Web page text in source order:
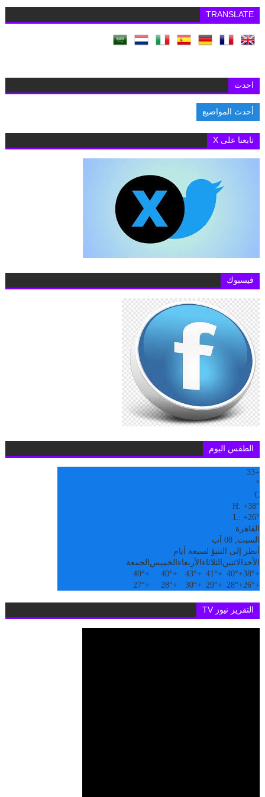
TRANSLATE
احدث
أحدث المواضيع
تابعنا على X
فيسبوك
الطقس اليوم
+
33
°
C
H:+38°
L:+26°
القاهرة
السبت, 08 آب
أنظر إلى التنبؤ لسبعة أيام
الأحدالاثنين الثلاثاء الأربعاء الخميس الجمعة
+
38°
+
40°
+
41°
+
43°
+
40°
+
40°
+
26°
+
28°
+
29°
+
30°
+
28°
+
27°
التقرير نيوز TV